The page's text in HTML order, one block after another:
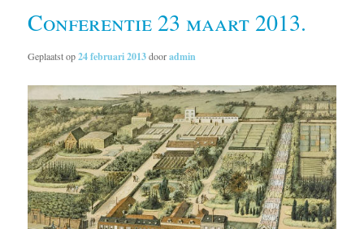
Conferentie 23 maart 2013.
Geplaatst op24 februari 2013dooradmin